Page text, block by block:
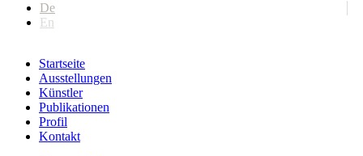
De
En
Startseite
Ausstellungen
Künstler
Publikationen
Profil
Kontakt